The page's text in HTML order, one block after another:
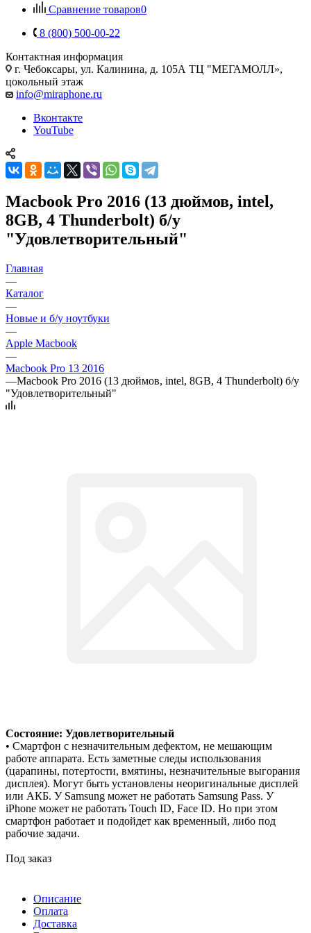
Сравнение товаров0
8 (800) 500-00-22
Контактная информация
г. Чебоксары, ул. Калинина, д. 105А ТЦ "МЕГАМОЛЛ»,
цокольный этаж
info@miraphone.ru
Вконтакте
YouTube
Macbook Pro 2016 (13 дюймов, intel,
8GB, 4 Thunderbolt) б/у
"Удовлетворительный"
Главная
—
Каталог
—
Новые и б/у ноутбуки
—
Apple Macbook
—
Macbook Pro 13 2016
—Macbook Pro 2016 (13 дюймов, intel, 8GB, 4 Thunderbolt) б/у
"Удовлетворительный"
Состояние: Удовлетворительный
• Смартфон с незначительным дефектом, не мешающим
работе аппарата. Есть заметные следы использования
(царапины, потертости, вмятины, незначительные выгорания
дисплея). Могут быть установлены неоригинальные дисплей
или АКБ. У Samsung может не работать Samsung Pass. У
iPhone может не работать Touch ID, Face ID. Но при этом
смартфон работает и подойдет как временный, либо под
рабочие задачи.
Под заказ
Описание
Оплата
Доставка